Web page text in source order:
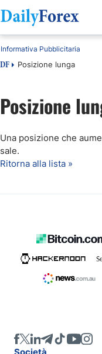
DF Posizione lunga
Informativa Pubblicitaria
Posizione
Una posizione che
sale.
Ritorna alla lista »